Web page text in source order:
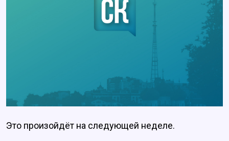
Это произойдёт на следующей неделе.